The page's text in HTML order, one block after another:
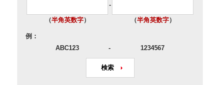
（半角英数字）
-
（半角英数字）
例：
ABC123
- 1234567